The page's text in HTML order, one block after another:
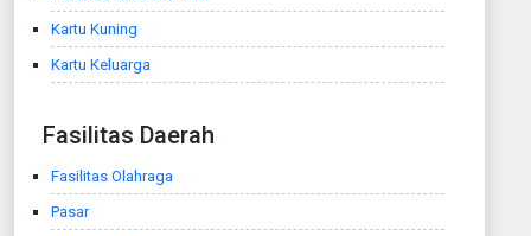
Kartu Kuning
Kartu Keluarga
Fasilitas Daerah
Fasilitas Olahraga
Pasar